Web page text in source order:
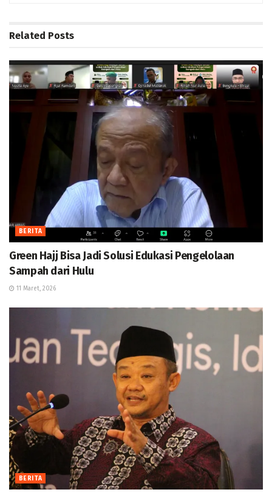
Related Posts
BERITA
Green Hajj Bisa Jadi Solusi Edukasi Pengelolaan
Sampah dari Hulu
11 Maret, 2026
BERITA